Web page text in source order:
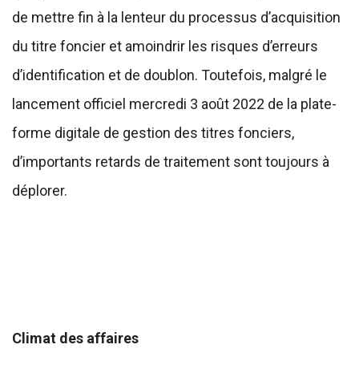
de mettre fin à la lenteur du processus d’acquisition
du titre foncier et amoindrir les risques d’erreurs
d’identification et de doublon. Toutefois, malgré le
lancement officiel mercredi 3 août 2022 de la plate-
forme digitale de gestion des titres fonciers,
d’importants retards de traitement sont toujours à
déplorer.
Climat des affaires